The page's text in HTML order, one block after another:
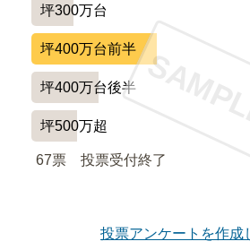
坪300万台
坪400万台前半
坪400万台後半
坪500万超
67票 投票受付終了
SAMPLE
投票アンケートを作成